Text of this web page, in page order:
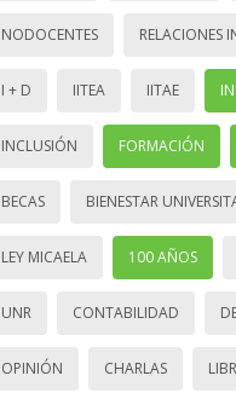
NODOCENTES RELACIONES
I + D IITEA IITAE
INCLUSIÓN FORMACIÓN
BECAS BIENESTAR
LEY MICAELA 100 AÑOS
UNR CONTABILIDAD
OPINIÓN CHARLAS